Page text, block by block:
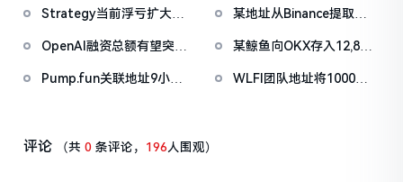
坊ETF净流出4180万美元
Strategy当前浮亏扩大至
某地址从Binance提取
722万美元
OpenAI融资总额有望突破
某鲸鱼向OKX存入12,840
Pump.fun关联地址9小时
WLFI团队地址将1000万
评论 （共0 条评论， 196人围观）